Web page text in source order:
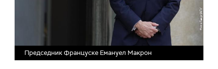
Председник Француске Емануел Макрон